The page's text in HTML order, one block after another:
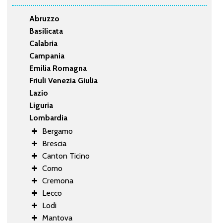
Abruzzo
Basilicata
Calabria
Campania
Emilia Romagna
Friuli Venezia Giulia
Lazio
Liguria
Lombardia
Bergamo
Brescia
Canton Ticino
Como
Cremona
Lecco
Lodi
Mantova